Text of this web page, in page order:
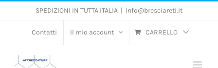
Salta
SPEDIZIONI IN TUTTA ITALIA | info@bresciareti.it
Contatti Il mio account CARRELLO